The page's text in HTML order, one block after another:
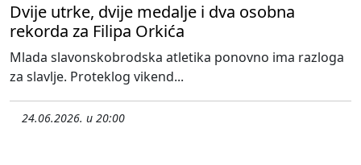
Dvije utrke, dvije medalje i dva osobna
rekorda za Filipa Orkića
Mlada slavonskobrodska atletika ponovno ima razloga
za slavlje. Proteklog vikend...
24.06.2026. u 20:00